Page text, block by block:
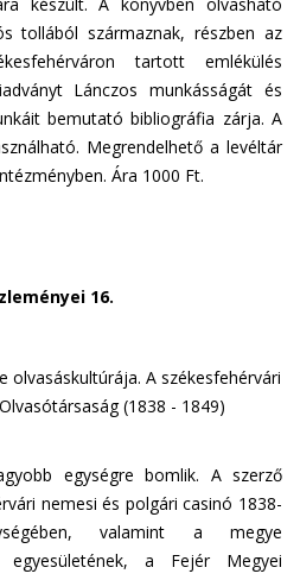
tollából származnak, részben az
tartott emlékülés
Lánczos munkásságát és
bemutató bibliográfia zárja. A
Megrendelhető a levéltár
Ára 1000 Ft.
16.
olvasáskultúrája. A székesfehérvári
(1838 - 1849)
egységre bomlik. A szerző
nemesi és polgári casinó 1838-
valamint a megye
egyesületének, a Fejér Megyei